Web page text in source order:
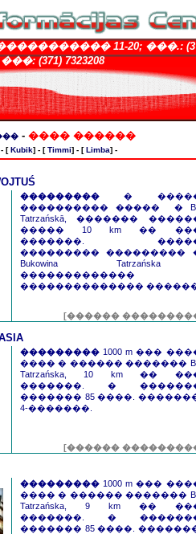
11-20; ���.: (371)
���: (371) 7323208
- ���� ������
[Kubik] - [Timmi] - [Limba] -
��������� �
���������� ����� �
Tatrzańskā, �������
����� 10 km ��
�������.
��������� ���������
Bukowina
�������������
��������������
[������
��������� 1000 m ���
���� � ������ �������
Tatrzańska, 10 km ��
�������. �
������� 85 ����. �������
4-�������.
[������
��������� 1000 m ���
���� � ������ �������
Tatrzańska, 9 km ��
�������. �
������� 85 ����. �������